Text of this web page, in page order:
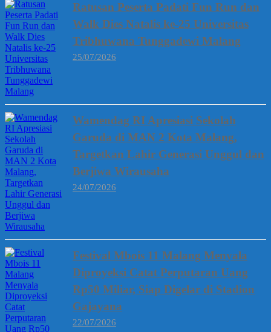
Ratusan Peserta Padati Fun Run dan
Walk Dies Natalis ke-25 Universitas
Tribhuwana Tunggadewi Malang
25/07/2026
Wamendag RI Apresiasi Sekolah
Garuda di MAN 2 Kota Malang,
Targetkan Lahir Generasi Unggul dan
Berjiwa Wirausaha
24/07/2026
Festival Mbois 11 Malang Menyala
Diproyeksi Catat Perputaran Uang
Rp50 Miliar, Siap Digelar di Stadion
Gajayana
22/07/2026